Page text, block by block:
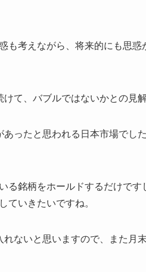
も考えながら、将来的にも思
て、バブルではないかとの見
ったと思われる日本市場でし
る銘柄をホールドするだけで
ていきたいですね。
ないと思いますので、また月